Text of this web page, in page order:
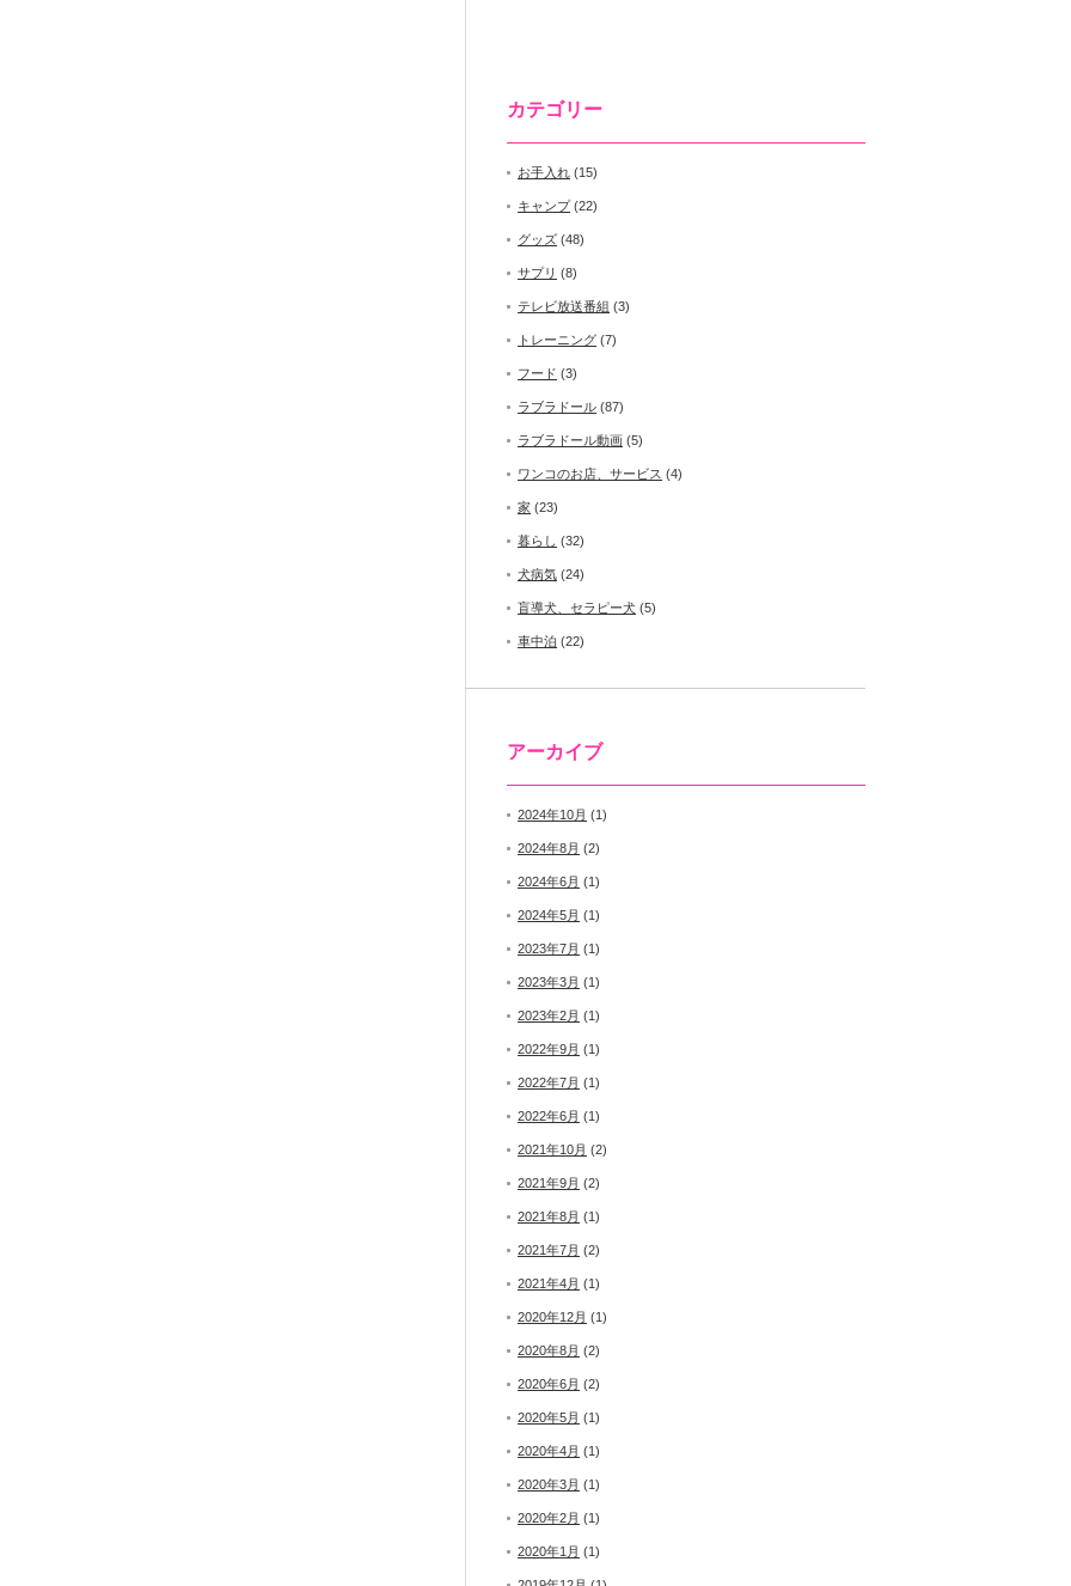
カテゴリー
お手入れ (15)
キャンプ(22)
グッズ (48)
サプリ (8)
テレビ放送番組 (3)
トレーニング (7)
フード (3)
ラブラドール (87)
ラブラドール動画 (5)
ワンコのお店、サービス (4)
家 (23)
暮らし (32)
犬病気 (24)
盲導犬、セラピー犬 (5)
車中泊 (22)
アーカイブ
2024年10月 (1)
2024年8月 (2)
2024年6月 (1)
2024年5月 (1)
2023年7月 (1)
2023年3月 (1)
2023年2月 (1)
2022年9月 (1)
2022年7月 (1)
2022年6月 (1)
2021年10月 (2)
2021年9月 (2)
2021年8月 (1)
2021年7月 (2)
2021年4月 (1)
2020年12月 (1)
2020年8月 (2)
2020年6月 (2)
2020年5月 (1)
2020年4月 (1)
2020年3月 (1)
2020年2月 (1)
2020年1月 (1)